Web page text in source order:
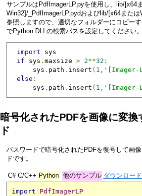
サンプルはPdfImagerLP.pyを使用し、lib/[x64
Win32]/_PdfImagerLP.pydおよびlib/[x64また
参照しますので、適切なフォルダーにコピー
でPython DLLの検索パスを設定してください。
import
if sys . maxsize > 2**32 :
    sys
. path . insert ( 1 , '[Imager-
else :
    sys
. path . insert ( 1 , '[Imager-
暗号化されたPDFを画像に変
ド
パスワードで暗号化されたPDFを復号して画
ドです。
C# C/C++ Python 他のサンプル ダウンロード
import PdfImagerLP